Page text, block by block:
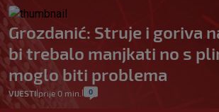
Grozdanić: Struje i goriva
bi trebalo manjkati no s
moglo biti problema
VIJESTI| prije 0 min. 0